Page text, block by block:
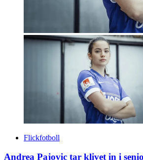
Flickfotboll
Andrea Pajovic tar klivet in i